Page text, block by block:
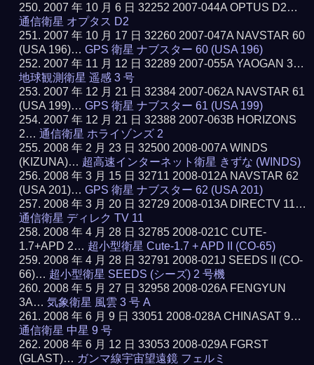
2007 年 10 月 6 日 32252 2007-044A OPTUS D2…
通信衛星 オプタス D2
2007 年 10 月 17 日 32260 2007-047A NAVSTAR 60
(USA 196)…GPS 衛星 ナブスター 60 (USA 196)
2007 年 11 月 12 日 32289 2007-055A YAOGAN 3…
地球観測衛星 遥感 3 号
2007 年 12 月 21 日 32384 2007-062A NAVSTAR 61
(USA 199)…GPS 衛星 ナブスター 61 (USA 199)
2007 年 12 月 21 日 32388 2007-063B HORIZONS
2…通信衛星 ホライゾンズ 2
2008 年 2 月 23 日 32500 2008-007A WINDS
(KIZUNA)… 超高速インターネット衛星 きずな (WINDS)
2008 年 3 月 15 日 32711 2008-012A NAVSTAR 62
(USA 201)…GPS 衛星 ナブスター 62 (USA 201)
2008 年 3 月 20 日 32729 2008-013A DIRECTV 11…
通信衛星 ディレク TV 11
2008 年 4 月 28 日 32785 2008-021C CUTE-
1.7+APD 2… 超小型衛星 Cute-1.7 + APD II (CO-65)
2008 年 4 月 28 日 32791 2008-021J SEEDS II (CO-
66)… 超小型衛星 SEEDS (シーズ) 2 号機
2008 年 5 月 27 日 32958 2008-026A FENGYUN
3A…気象衛星 風雲 3 号 A
2008 年 6 月 9 日 33051 2008-028A CHINASAT 9…
通信衛星 中星 9 号
2008 年 6 月 12 日 33053 2008-029A FGRST
(GLAST)… ガンマ線宇宙望遠鏡 フェルミ